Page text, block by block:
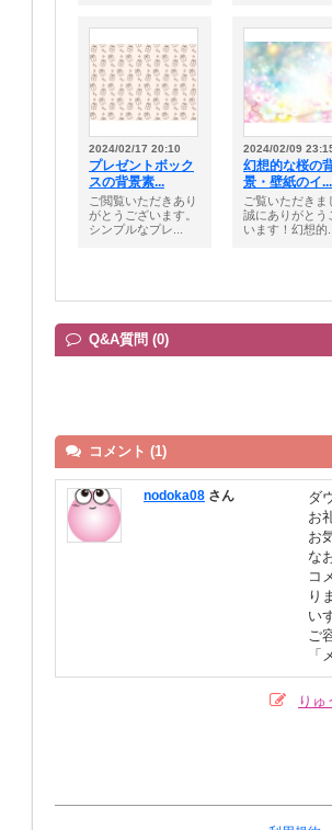
2024/02/17 20:10
プレゼントボック
スの背景素...
ご閲覧いただきあり
がとうございます。
シンプルなプレ...
2024/02/09
幻想的な桜の
景・壁紙のイ...
ご覧いただきま
誠にありがとう
います！幻想的
Q&A質問 (0)
コメント (1)
nodoka08 さん
ダ
お
お
な
コ
り
い
ご
りゅ